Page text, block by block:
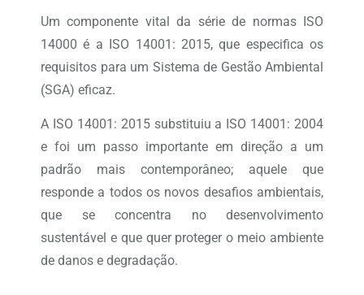
Um componente vital da série de normas ISO
14000 é a ISO 14001: 2015, que especifica os
requisitos para um Sistema de Gestão Ambiental
(SGA) eficaz.
A ISO 14001: 2015 substituiu a ISO 14001: 2004
e foi um passo importante em direção a um
padrão mais contemporâneo; aquele que
responde a todos os novos desafios ambientais,
que se concentra no desenvolvimento
sustentável e que quer proteger o meio ambiente
de danos e degradação.